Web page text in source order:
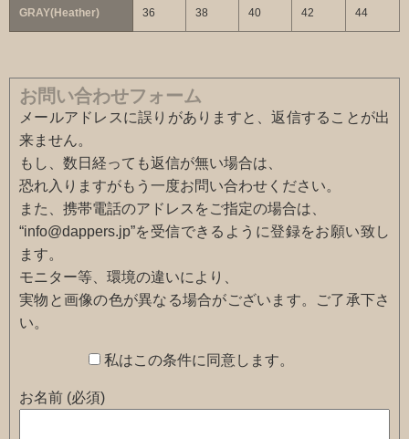
GRAY(Heather) 36 38 40 42 44
お問い合わせフォーム
メールアドレスに誤りがありますと、返信することが出
来ません。
もし、数日経っても返信が無い場合は、
恐れ入りますがもう一度お問い合わせください。
また、携帯電話のアドレスをご指定の場合は、
“info@dappers.jp”を受信できるように登録をお願い致し
ます。
モニター等、環境の違いにより、
実物と画像の色が異なる場合がございます。ご了承下さ
い。
私はこの条件に同意します。
お名前 (必須)